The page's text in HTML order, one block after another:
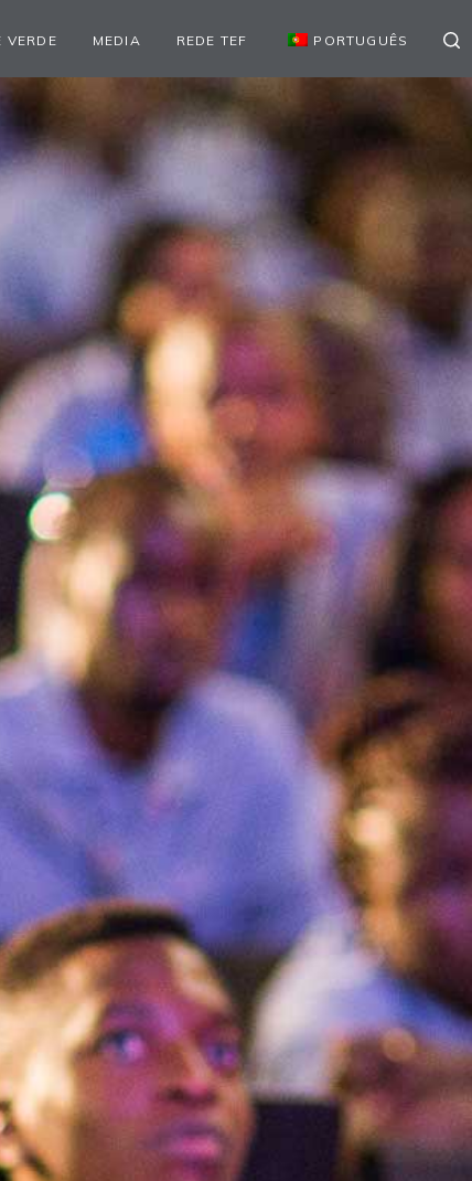
VERDE MEDIA REDE TEF PORTUGUÊS